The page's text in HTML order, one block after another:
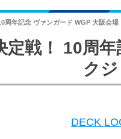
周年記念 ヴァンガード WGP 大阪会場
定戦！ 10周
ク
DECK